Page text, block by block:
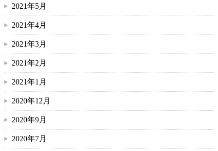
2021年5月
2021年4月
2021年3月
2021年2月
2021年1月
2020年12月
2020年9月
2020年7月